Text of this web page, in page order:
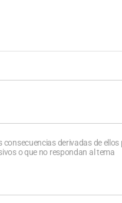
derivadas de ellos
o que no respondan al tema